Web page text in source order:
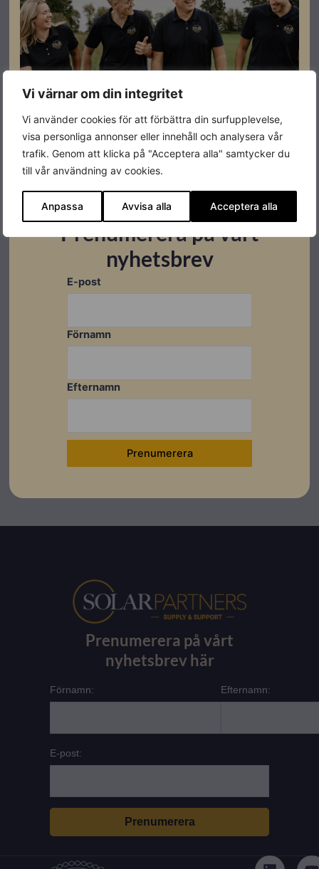
Vi värnar om din integritet
Vi använder cookies för att förbättra din surfupplevelse,
visa personliga annonser eller innehåll och analysera vår
trafik. Genom att klicka på "Acceptera alla" samtycker du
till vår användning av cookies.
Anpassa Avvisa alla Acceptera alla
Prenumerera på vårt
nyhetsbrev här
Förnamn: Efternamn:
E-post:
i
o
Prenumerera på vårt
nyhetsbrev
E-post
Förnamn
Efternamn